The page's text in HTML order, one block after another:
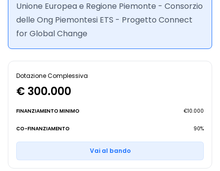
Unione Europea e Regione Piemonte - Consorzio
delle Ong Piemontesi ETS - Progetto Connect
for Global Change
Dotazione Complessiva
€ 300.000
FINANZIAMENTO MINIMO €10.000
CO-FINANZIAMENTO 90%
Vai al bando